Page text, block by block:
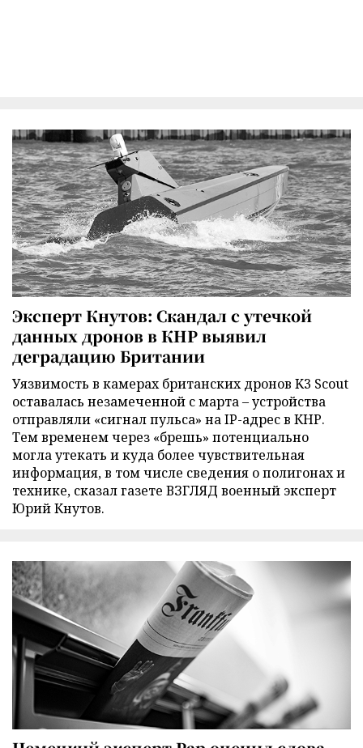
Эксперт Кнутов: Скандал с утечкой
данных дронов в КНР выявил
деградацию Британии
Уязвимость в камерах британских дронов K3 Scout
оставалась незамеченной с марта – устройства
отправляли «сигнал пульса» на IP-адрес в КНР.
Тем временем через «брешь» потенциально
могла утекать и куда более чувствительная
информация, в том числе сведения о полигонах и
технике, сказал газете ВЗГЛЯД военный эксперт
Юрий Кнутов.